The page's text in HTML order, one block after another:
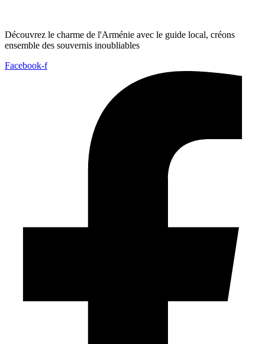
Découvrez le charme de l'Arménie avec le guide local, créons
ensemble des souvernis inoubliables
Facebook-f